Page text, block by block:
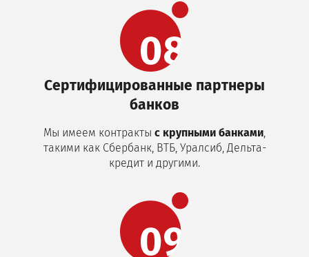
Сертифицированные партнеры
банков
Мы имеем контракты с крупными банками,
такими как Сбербанк, ВТБ, Уралсиб, Дельта-
кредит и другими.